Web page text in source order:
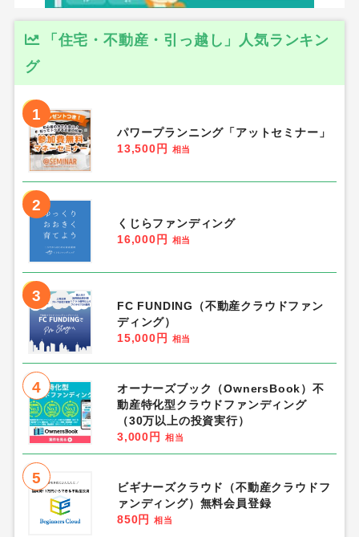
「住宅・不動産・引っ越し」人気ランキン
グ
1
パワープランニング「アットセミナー」
13,500円
相当
2
くじらファンディング
16,000円
相当
3
FC FUNDING（不動産クラウドファン
ディング）
15,000円
相当
4
オーナーズブック（OwnersBook）不
動産特化型クラウドファンディング
（30万以上の投資実行）
3,000円
相当
5
ビギナーズクラウド（不動産クラウドフ
ァンディング）無料会員登録
850円
相当